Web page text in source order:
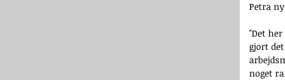
Petra
"Det
gjort
noget